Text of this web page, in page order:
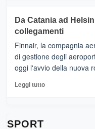
tappe
dell’enoturismo
RANDAZZO
–
Ci
siamo
quasi….
pronti
per
Da Catania ad
collegamenti
Finnair, la compagnia
di gestione degli
oggi l'avvio della nuova
Leggi tuttoLeggi
SPORT